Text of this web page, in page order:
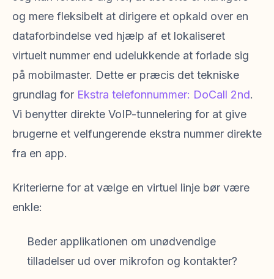
og mere fleksibelt at dirigere et opkald over en
dataforbindelse ved hjælp af et lokaliseret
virtuelt nummer end udelukkende at forlade sig
på mobilmaster. Dette er præcis det tekniske
grundlag for Ekstra telefonnummer: DoCall 2nd.
Vi benytter direkte VoIP-tunnelering for at give
brugerne et velfungerende ekstra nummer direkte
fra en app.
Kriterierne for at vælge en virtuel linje bør være
enkle:
Beder applikationen om unødvendige
tilladelser ud over mikrofon og kontakter?